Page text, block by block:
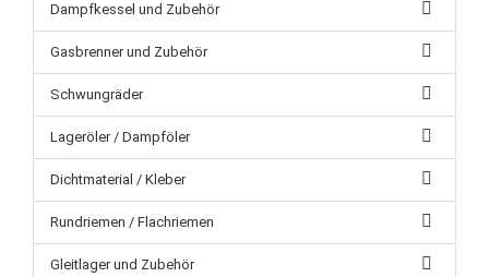
Dampfkessel und Zubehör
Gasbrenner und Zubehör
Schwungräder
Lageröler / Dampföler
Dichtmaterial / Kleber
Rundriemen / Flachriemen
Gleitlager und Zubehör